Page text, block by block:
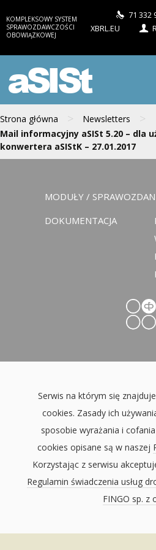
KOMPLEKSOWY SYSTEM
SPRAWOZDAWCZOŚCI
OBOWIĄZKOWEJ
71 332
XBRL.EU
aSISt
Strona główna > Newsletters >
Mail informacyjny aSISt 5.20 – dla
konwertera aSIStK – 27.01.2017
MODUŁY /
DOKUMENTACJA
Serwis na którym się
cookies. Zasady ich
sposobie wyrażania i
cookies opisane są w naszej
Korzystając z serwisu
Regulamin świadczenia usług
FINGO sp. z